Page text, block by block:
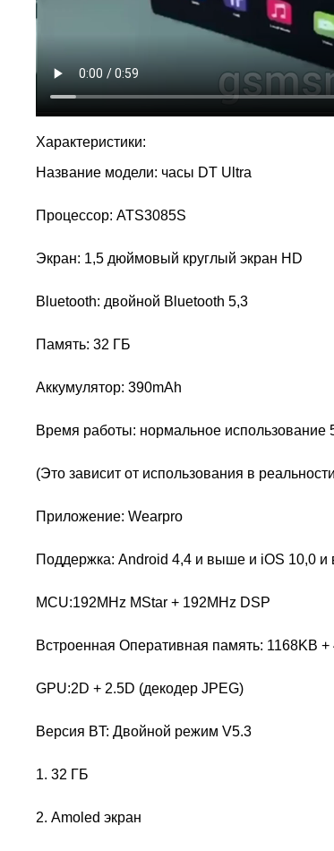
Характеристики:
Название модели: часы DT Ultra
Процессор: ATS3085S
Экран: 1,5 дюймовый круглый экран HD
Bluetooth: двойной Bluetooth 5,3
Память: 32 ГБ
Аккумулятор: 390mAh
Время работы: нормальное использование
(Это зависит от использования в
Приложение: Wearpro
Поддержка: Android 4,4 и выше и iOS 10,0
MCU:192MHz MStar + 192MHz DSP
Встроенная Оперативная память: 1168KB +
GPU:2D + 2.5D (декодер JPEG)
Версия BT: Двойной режим V5.3
1. 32 ГБ
2. Amoled экран